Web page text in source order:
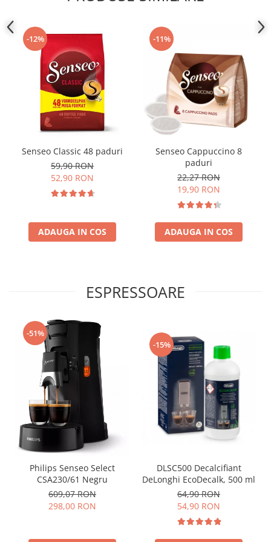
-12%
Senseo Classic 48 paduri
59,90 RON
52,90 RON
ADAUGA IN COS
-11%
Senseo Cappuccino 8
paduri
22,27 RON
19,90 RON
ADAUGA IN COS
ESPRESSOARE
-51%
Philips Senseo Select
CSA230/61 Negru
609,07 RON
298,00 RON
-15%
DLSC500 Decalcifiant
DeLonghi EcoDecalk, 500 ml
64,90 RON
54,90 RON